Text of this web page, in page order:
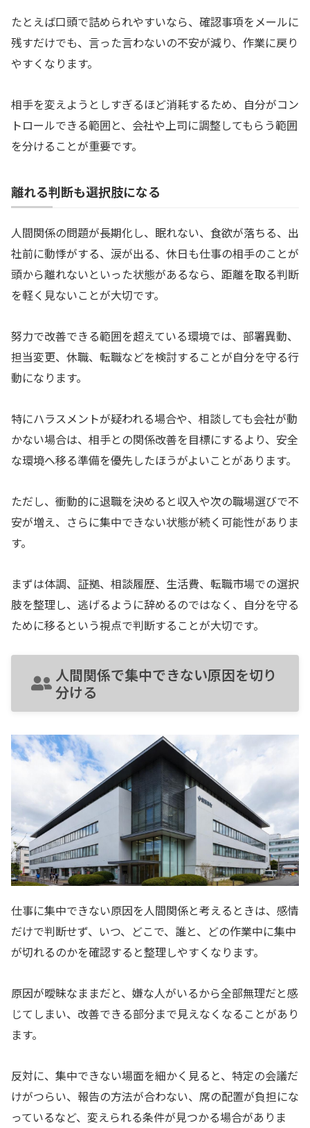
たとえば口頭で詰められやすいなら、確認事項をメールに
残すだけでも、言った言わないの不安が減り、作業に戻り
やすくなります。
相手を変えようとしすぎるほど消耗するため、自分がコン
トロールできる範囲と、会社や上司に調整してもらう範囲
を分けることが重要です。
離れる判断も選択肢になる
人間関係の問題が長期化し、眠れない、食欲が落ちる、出
社前に動悸がする、涙が出る、休日も仕事の相手のことが
頭から離れないといった状態があるなら、距離を取る判断
を軽く見ないことが大切です。
努力で改善できる範囲を超えている環境では、部署異動、
担当変更、休職、転職などを検討することが自分を守る行
動になります。
特にハラスメントが疑われる場合や、相談しても会社が動
かない場合は、相手との関係改善を目標にするより、安全
な環境へ移る準備を優先したほうがよいことがあります。
ただし、衝動的に退職を決めると収入や次の職場選びで不
安が増え、さらに集中できない状態が続く可能性がありま
す。
まずは体調、証拠、相談履歴、生活費、転職市場での選択
肢を整理し、逃げるように辞めるのではなく、自分を守る
ために移るという視点で判断することが大切です。
人間関係で集中できない原因を切り
分ける
仕事に集中できない原因を人間関係と考えるときは、感情
だけで判断せず、いつ、どこで、誰と、どの作業中に集中
が切れるのかを確認すると整理しやすくなります。
原因が曖昧なままだと、嫌な人がいるから全部無理だと感
じてしまい、改善できる部分まで見えなくなることがあり
ます。
反対に、集中できない場面を細かく見ると、特定の会議だ
けがつらい、報告の方法が合わない、席の配置が負担にな
っているなど、変えられる条件が見つかる場合がありま